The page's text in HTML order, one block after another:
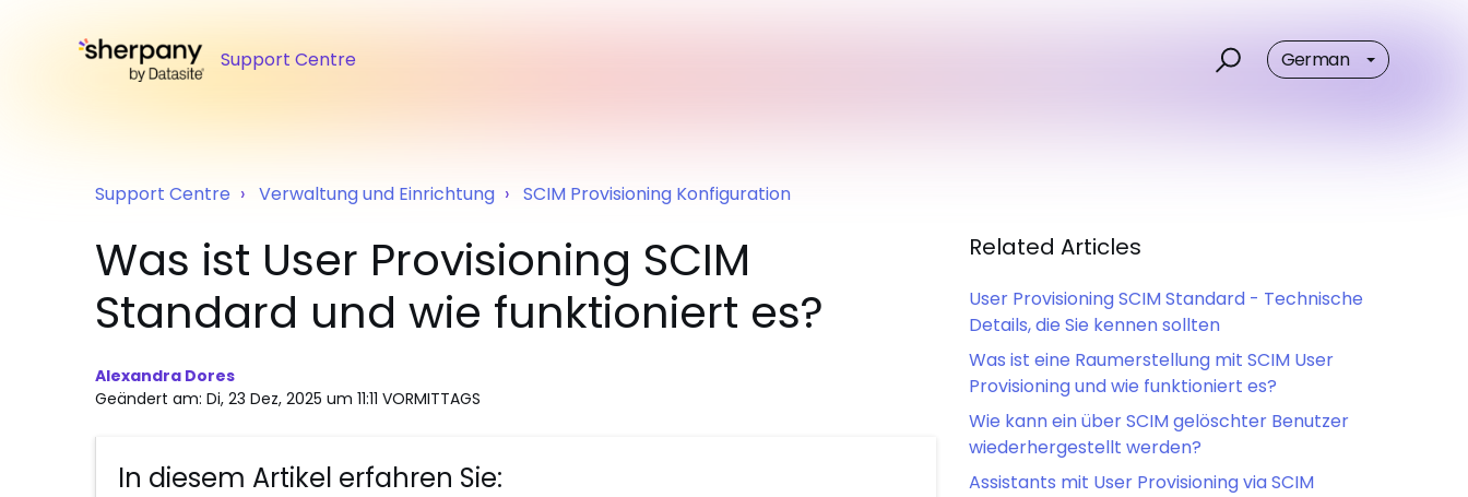
Support Centre German
Support Centre Verwaltung und Einrichtung SCIM Provisioning Konfiguration
Was ist User Provisioning SCIM
Standard und wie funktioniert es?
Alexandra Dores
Geändert am: Di, 23 Dez, 2025 um 11:11 VORMITTAGS
In diesem Artikel erfahren Sie:
Related Articles
User Provisioning SCIM Standard - Technische
Details, die Sie kennen sollten
Was ist eine Raumerstellung mit SCIM User
Provisioning und wie funktioniert es?
Wie kann ein über SCIM gelöschter Benutzer
wiederhergestellt werden?
Assistants mit User Provisioning via SCIM